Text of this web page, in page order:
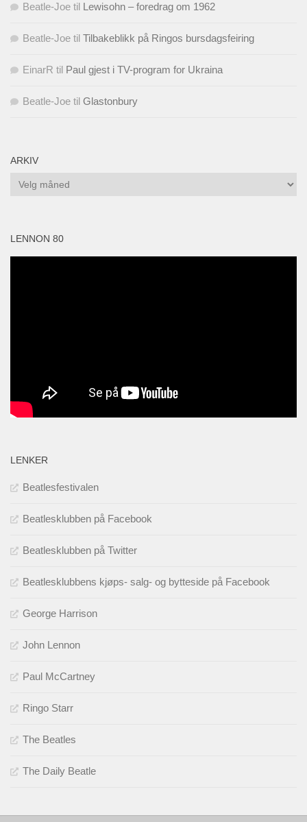
Beatle-Joe til Lewisohn – foredrag om 1962
Beatle-Joe til Tilbakeblikk på Ringos bursdagsfeiring
EinarR til Paul gjest i TV-program for Ukraina
Beatle-Joe til Glastonbury
ARKIV
Arkiv
LENNON 80
LENKER
Beatlesfestivalen
Beatlesklubben på Facebook
Beatlesklubben på Twitter
Beatlesklubbens kjøps- salg- og bytteside på Facebook
George Harrison
John Lennon
Paul McCartney
Ringo Starr
The Beatles
The Daily Beatle